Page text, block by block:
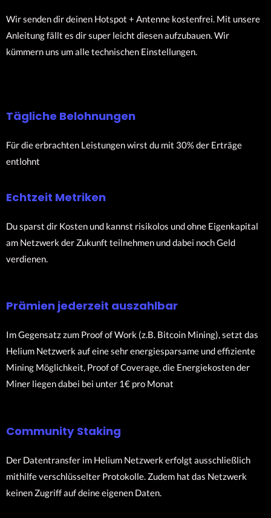
Wir senden dir deinen Hotspot + Antenne kostenfrei. Mit unsere
Anleitung fällt es dir super leicht diesen aufzubauen. Wir
kümmern uns um alle technischen Einstellungen.
Tägliche Belohnungen
Für die erbrachten Leistungen wirst du mit 30% der Erträge
entlohnt
Echtzeit Metriken
Du sparst dir Kosten und kannst risikolos und ohne Eigenkapital
am Netzwerk der Zukunft teilnehmen und dabei noch Geld
verdienen.
Prämien jederzeit auszahlbar
Im Gegensatz zum Proof of Work (z.B. Bitcoin Mining), setzt das
Helium Netzwerk auf eine sehr energiesparsame und effiziente
Mining Möglichkeit, Proof of Coverage, die Energiekosten der
Miner liegen dabei bei unter 1€ pro Monat
Community Staking
Der Datentransfer im Helium Netzwerk erfolgt ausschließlich
mithilfe verschlüsselter Protokolle. Zudem hat das Netzwerk
keinen Zugriff auf deine eigenen Daten.